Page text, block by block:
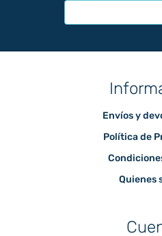
Envíos y
Política de
Quienes